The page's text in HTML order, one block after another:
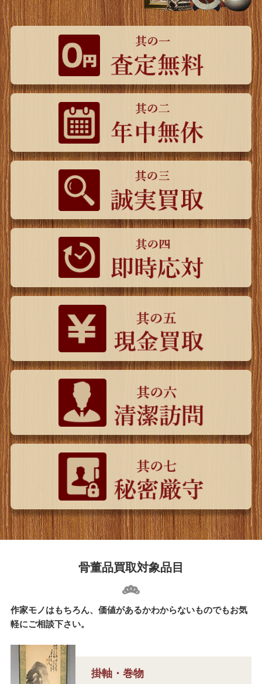
骨董品買取対象品目
作家モノはもちろん、価値があるかわからないものでもお気
軽にご相談下さい。
掛軸・巻物